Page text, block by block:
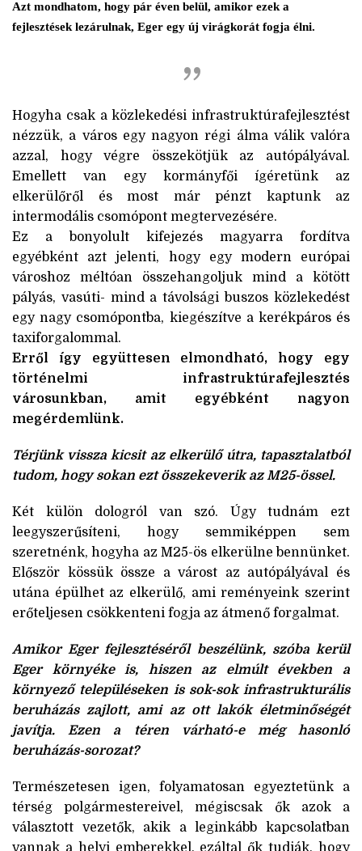
Azt mondhatom, hogy pár éven belül, amikor ezek a
fejlesztések lezárulnak, Eger egy új virágkorát fogja élni.
Hogyha csak a közlekedési infrastruktúrafejlesztést
nézzük, a város egy nagyon régi álma válik valóra
azzal, hogy végre összekötjük az autópályával.
Emellett van egy kormányfői ígéretünk az
elkerülőről és most már pénzt kaptunk az
intermodális csomópont megtervezésére.
Ez a bonyolult kifejezés magyarra fordítva
egyébként azt jelenti, hogy egy modern európai
városhoz méltóan összehangoljuk mind a kötött
pályás, vasúti- mind a távolsági buszos közlekedést
egy nagy csomópontba, kiegészítve a kerékpáros és
taxiforgalommal.
Erről így együttesen elmondható, hogy egy
történelmi infrastruktúrafejlesztés
városunkban, amit egyébként nagyon
megérdemlünk.
Térjünk vissza kicsit az elkerülő útra, tapasztalatból
tudom, hogy sokan ezt összekeverik az M25-össel.
Két külön dologról van szó. Úgy tudnám ezt
leegyszerűsíteni, hogy semmiképpen sem
szeretnénk, hogyha az M25-ös elkerülne bennünket.
Először kössük össze a várost az autópályával és
utána épülhet az elkerülő, ami reményeink szerint
erőteljesen csökkenteni fogja az átmenő forgalmat.
Amikor Eger fejlesztéséről beszélünk, szóba kerül
Eger környéke is, hiszen az elmúlt években a
környező településeken is sok-sok infrastrukturális
beruházás zajlott, ami az ott lakók életminőségét
javítja. Ezen a téren várható-e még hasonló
beruházás-sorozat?
Természetesen igen, folyamatosan egyeztetünk a
térség polgármestereivel, mégiscsak ők azok a
választott vezetők, akik a leginkább kapcsolatban
vannak a helyi emberekkel, ezáltal ők tudják, hogy